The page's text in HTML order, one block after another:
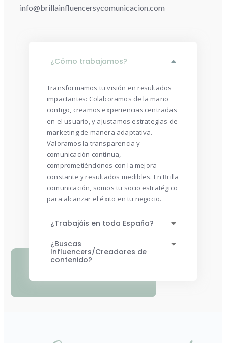
info@brillainfluencersycomunicacion.com
¿Cómo trabajamos?
Transformamos tu visión en resultados
impactantes: Colaboramos de la mano
contigo, creamos experiencias centradas
en el usuario, y ajustamos estrategias de
marketing de manera adaptativa.
Valoramos la transparencia y
comunicación continua,
comprometiéndonos con la mejora
constante y resultados medibles. En Brilla
comunicación, somos tu socio estratégico
para alcanzar el éxito en tu negocio.
¿Trabajáis en toda España?
¿Buscas
Influencers/Creadores de
contenido?